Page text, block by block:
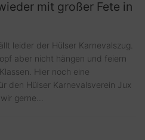
mit großer Fete in
leider der Hülser Karnevalszug.
aber nicht hängen und feiern
Hier noch eine
den Hülser Karnevalsverein Jux
gerne...